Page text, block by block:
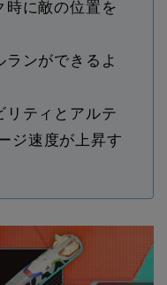
時に敵の位置を
ンができるよ
リティとアルテ
ジ速度が上昇す